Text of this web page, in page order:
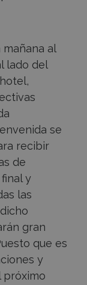
al
lado del
se
recibir
de
y
las
gran
que es
y
próximo